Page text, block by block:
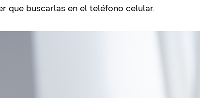
que buscarlas en el teléfono celular.